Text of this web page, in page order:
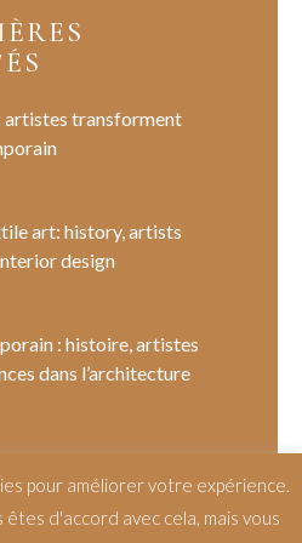
artistes transforment
art: history, artists
design
: histoire, artistes
dans l’architecture
pour améliorer votre expérience.
d'accord avec cela, mais vous